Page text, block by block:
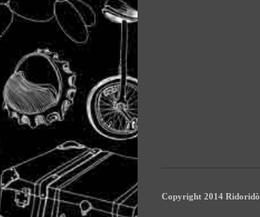
Copyright 2014 Ridoridò